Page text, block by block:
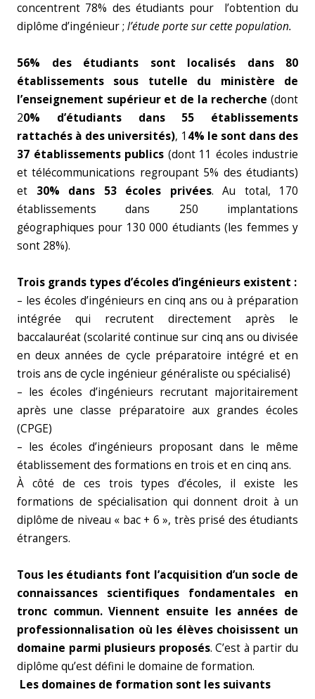
concentrent 78% des étudiants pour l’obtention du
diplôme d’ingénieur ; l’étude porte sur cette population.
56% des étudiants sont localisés dans 80
établissements sous tutelle du ministère de
l’enseignement supérieur et de la recherche (dont
20% d’étudiants dans 55 établissements
rattachés à des universités), 1 4% le sont dans des
37 établissements publics (dont 11 écoles industrie
et télécommunications regroupant 5% des étudiants)
et 30% dans 53 écoles privées. Au total, 170
établissements dans 250 implantations
géographiques pour 130 000 étudiants (les femmes y
sont 28%).
Trois grands types d’écoles d’ingénieurs existent :
– les écoles d’ingénieurs en cinq ans ou à préparation
intégrée qui recrutent directement après le
baccalauréat (scolarité continue sur cinq ans ou divisée
en deux années de cycle préparatoire intégré et en
trois ans de cycle ingénieur généraliste ou spécialisé)
– les écoles d’ingénieurs recrutant majoritairement
après une classe préparatoire aux grandes écoles
(CPGE)
– les écoles d’ingénieurs proposant dans le même
établissement des formations en trois et en cinq ans.
À côté de ces trois types d’écoles, il existe les
formations de spécialisation qui donnent droit à un
diplôme de niveau « bac + 6 », très prisé des étudiants
étrangers.
Tous les étudiants font l’acquisition d’un socle de
connaissances scientifiques fondamentales en
tronc commun. Viennent ensuite les années de
professionnalisation où les élèves choisissent un
domaine parmi plusieurs proposés. C’est à partir du
diplôme qu’est défini le domaine de formation.
Les domaines de formation sont les suivants